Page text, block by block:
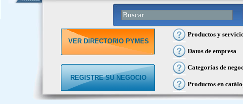
VER DIRECTORIO PYMES
REGISTRE SU NEGOCIO
Productos y
Datos de empresa
Categorías de
Productos en